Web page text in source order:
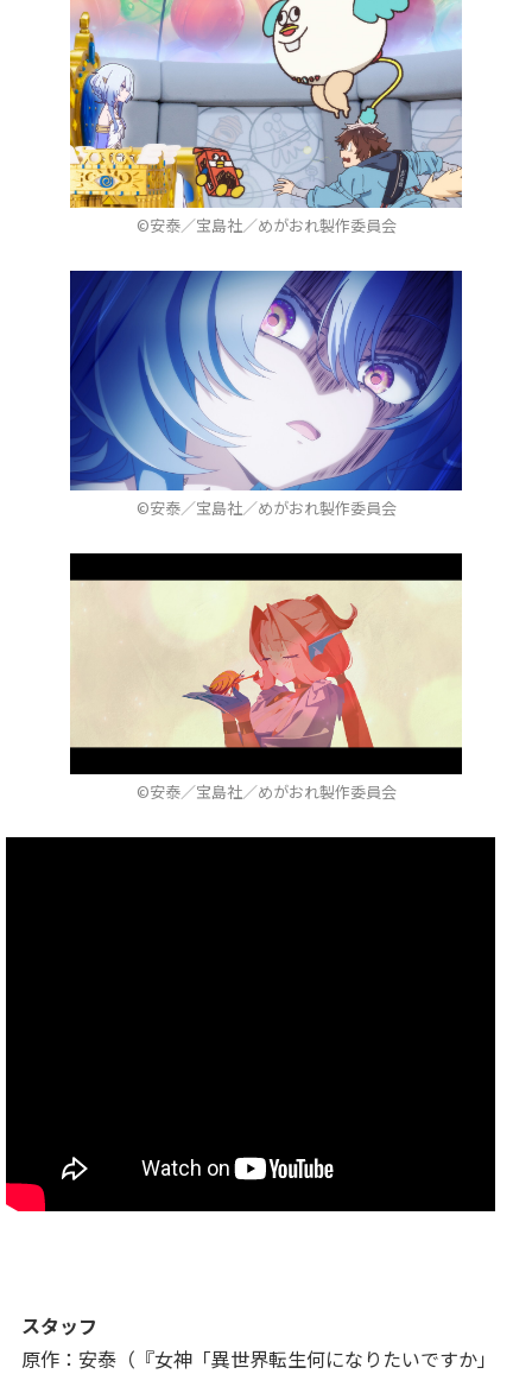
©安泰／宝島社／めがおれ製作委員会
©安泰／宝島社／めがおれ製作委員会
©安泰／宝島社／めがおれ製作委員会
スタッフ
原作：安泰（『女神「異世界転生何になりたいですか」